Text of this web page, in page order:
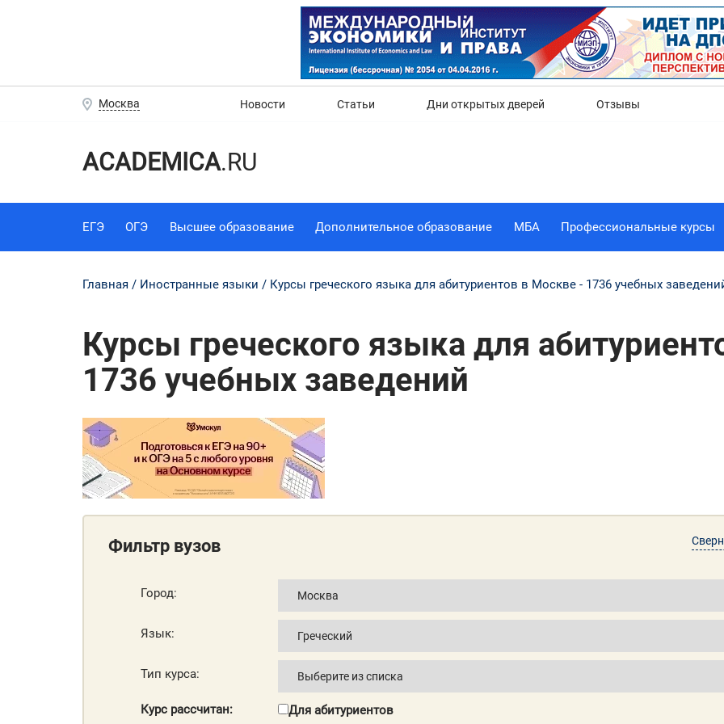
Москва Новости Статьи Дни открытых дверей Отзывы
ACADEMICA.RU
ЕГЭ ОГЭ Высшее образование Дополнительное образование МБА Профессиональные курсы
Главная Иностранные языки Курсы греческого языка для абитуриентов в Москве - 1736 учебных
Курсы греческого языка для
1736 учебных заведений
Фильтр вузов
Город:
Язык:
Тип курса:
Курс рассчитан: Для абитуриентов
Нет